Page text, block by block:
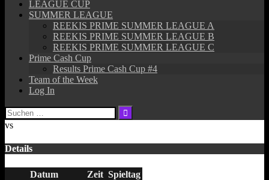
LEAGUE CUP
SUMMER LEAGUE
REEKIS PRIME SUMMER LEAGUE A
REEKIS PRIME SUMMER LEAGUE B
REEKIS PRIME SUMMER LEAGUE C
Prime Cash Cup
Results Prime Cash Cup #4
Team of the Week
Log In
Suchen
nach:
vs
Details
Datum Zeit Spieltag